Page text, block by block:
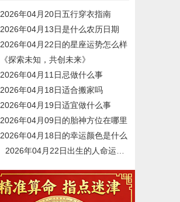
2026年04月20日五行穿衣指南
2026年04月13日是什么农历日期
2026年04月22日的星座运势怎么样
《探索未知，共创未来》
2026年04月11日忌做什么事
2026年04月18日适合搬家吗
2026年04月19日适宜做什么事
2026年04月09日的胎神方位在哪里
2026年04月18日的幸运颜色是什么
2026年04月22日出生的人命运如何